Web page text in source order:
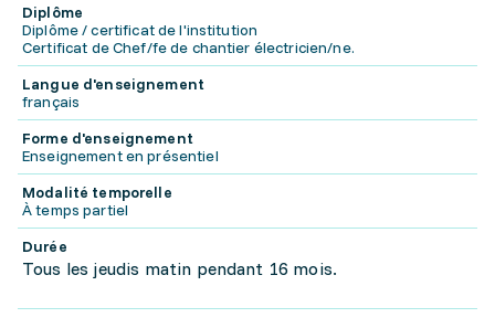
Diplôme
Diplôme / certificat de l'institution
Certificat de Chef/fe de chantier électricien/ne.
Langue d'enseignement
français
Forme d'enseignement
Enseignement en présentiel
Modalité temporelle
À temps partiel
Durée
Tous les jeudis matin pendant 16 mois.